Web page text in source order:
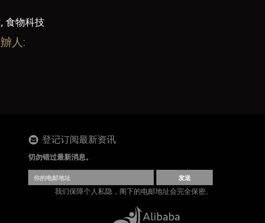
食物科技
人:
登记订阅最新资讯
切勿错过最新消息。
发送
我们保障个人私隐，阁下的电邮地址会完全保密。